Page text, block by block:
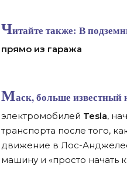
Читайте также: В
прямо из гаража
Маск, больше известный
электромобилей Tesla,
транспорта после того,
движение в Лос-
машину и «просто начать